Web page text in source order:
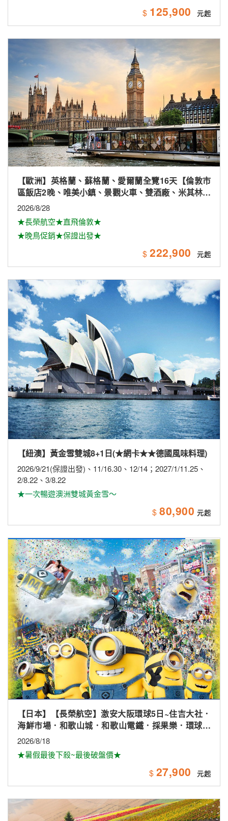
$222,900
【紐澳】黃金雪雙城8+1日(★網卡★★德國風味料理)
2026/9/21(保證出發)、11/16.30、12/14；2027/1/11.25、
★一次暢遊澳洲雙城黃金雪～
$80,900
【日本】【長榮航空】激安大阪環球5日~住吉大社．
海鮮市場．和歌山城．和歌山電鐵．採果樂．環球影
★暑假最後下殺~最後破盤價★
$27,900
【日本】北海道輕鬆走.花田富良野.卡哇伊草泥馬.小樽
2026/9/17
★長榮航空★超值行程★
$36,900